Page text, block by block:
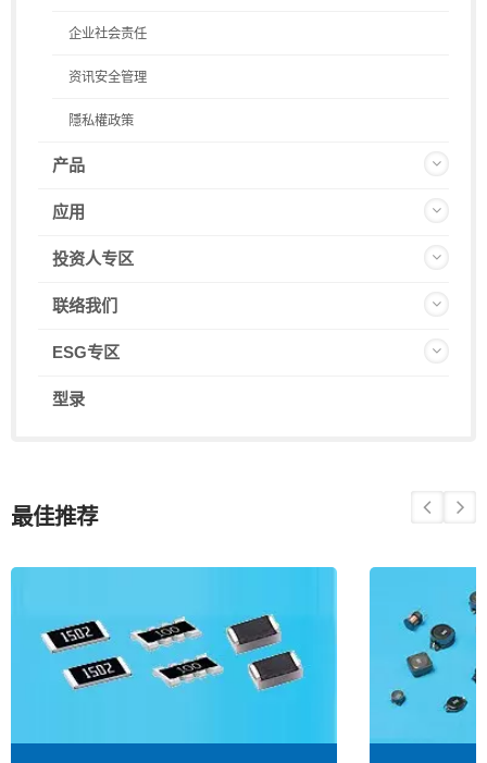
企业社会责任
资讯安全管理
隱私權政策
产品
应用
投资人专区
联络我们
ESG专区
型录
最佳推荐